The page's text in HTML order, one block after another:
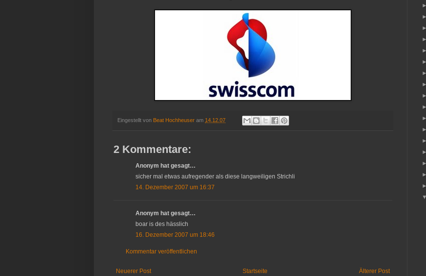
Eingestellt von Beat Hochheuser am 14.12.07
2 Kommentare:
Anonym hat gesagt…
sicher mal etwas aufregender als diese langweiligen Strichli
14. Dezember 2007 um 16:37
Anonym hat gesagt…
boar is des hässlich
16. Dezember 2007 um 18:46
Kommentar veröffentlichen
Neuerer Post Älterer Post
Startseite